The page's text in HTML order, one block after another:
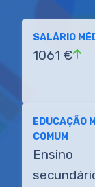
SALÁRIO
1061 €
EDUCAÇÃO
COMUM
Ensino